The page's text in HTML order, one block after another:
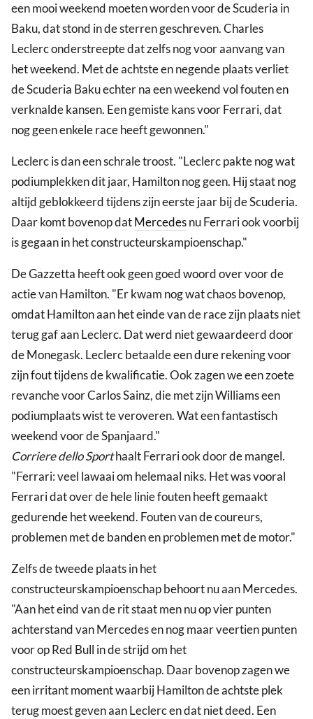
een mooi weekend moeten worden voor de Scuderia in
Baku, dat stond in de sterren geschreven. Charles
Leclerc onderstreepte dat zelfs nog voor aanvang van
het weekend. Met de achtste en negende plaats verliet
de Scuderia Baku echter na een weekend vol fouten en
verknalde kansen. Een gemiste kans voor Ferrari, dat
nog geen enkele race heeft gewonnen."
Leclerc is dan een schrale troost. "Leclerc pakte nog wat
podiumplekken dit jaar, Hamilton nog geen. Hij staat nog
altijd geblokkeerd tijdens zijn eerste jaar bij de Scuderia.
Daar komt bovenop datMercedesnu Ferrari ook voorbij
is gegaan in het constructeurskampioenschap."
De Gazzetta heeft ook geen goed woord over voor de
actie van Hamilton. "Er kwam nog wat chaos bovenop,
omdat Hamilton aan het einde van de race zijn plaats niet
terug gaf aan Leclerc. Dat werd niet gewaardeerd door
de Monegask. Leclerc betaalde een dure rekening voor
zijn fout tijdens de kwalificatie. Ook zagen we een zoete
revanche voor Carlos Sainz, die met zijn Williams een
podiumplaats wist te veroveren. Wat een fantastisch
weekend voor de Spanjaard."
Corriere dello Sporthaalt Ferrari ook door de mangel.
"Ferrari: veel lawaai om helemaal niks. Het was vooral
Ferrari dat over de hele linie fouten heeft gemaakt
gedurende het weekend. Fouten van de coureurs,
problemen met de banden en problemen met de motor."
Zelfs de tweede plaats in het
constructeurskampioenschap behoort nu aan Mercedes.
"Aan het eind van de rit staat men nu op vier punten
achterstand van Mercedes en nog maar veertien punten
voor op Red Bull in de strijd om het
constructeurskampioenschap. Daar bovenop zagen we
een irritant moment waarbij Hamilton de achtste plek
terug moest geven aan Leclerc en dat niet deed. Een